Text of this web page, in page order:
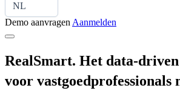
NL
Demo aanvragen Aanmelden
RealSmart. Het data-
voor vastgoedprofessionals